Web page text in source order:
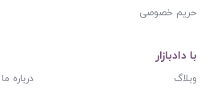
حریم خصوصی
با دادبازار
وبلاگ
درباره ما